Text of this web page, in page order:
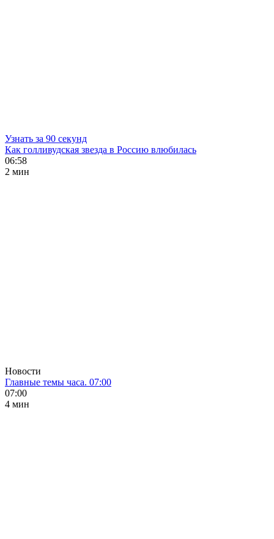
Узнать за 90 секунд
Как голливудская звезда в Россию влюбилась
06:58
2 мин
Новости
Главные темы часа. 07:00
07:00
4 мин